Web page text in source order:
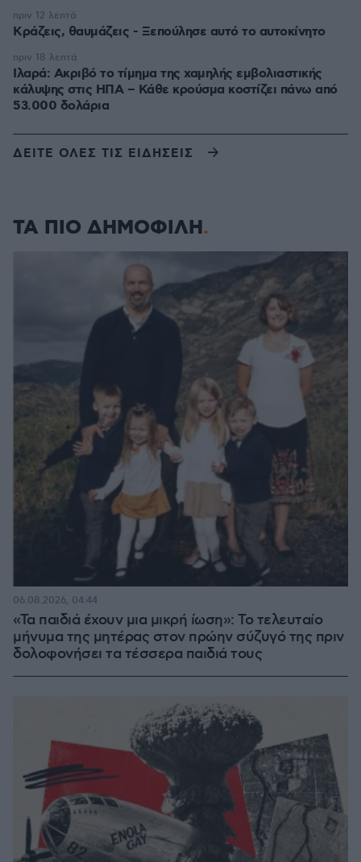
Κράζεις, θαυμάζεις - Ξεπούλησε αυτό το αυτοκίνητο
πριν 12 λεπτά
Ιλαρά: Ακριβό το τίμημα της χαμηλής εμβολιαστικής
κάλυψης στις ΗΠΑ – Κάθε κρούσμα κοστίζει πάνω από
53.000 δολάρια
πριν 18 λεπτά
ΔΕΙΤΕ ΟΛΕΣ ΤΙΣ ΕΙΔΗΣΕΙΣ
ΤΑ ΠΙΟ ΔΗΜΟΦΙΛΗ
«Τα παιδιά έχουν μια μικρή ίωση»: Το τελευταίο
μήνυμα της μητέρας στον πρώην σύζυγό της πριν
δολοφονήσει τα τέσσερα παιδιά τους
06.08.2026, 04:44